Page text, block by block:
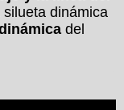
dinámica
del